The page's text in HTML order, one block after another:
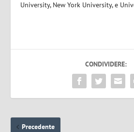
University, New York University, e
CONDIVIDERE:
Precedente